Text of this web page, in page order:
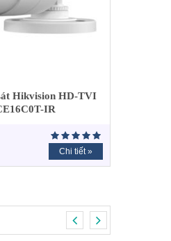
Hikvision HD-TVI
IR
Chi tiết »